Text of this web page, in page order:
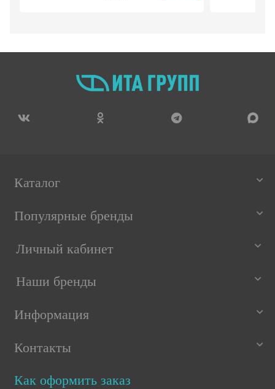
Каталог
Популярные бренды
Личный кабинет
Наши бренды
Информация
Контакты
Как оформить заказ